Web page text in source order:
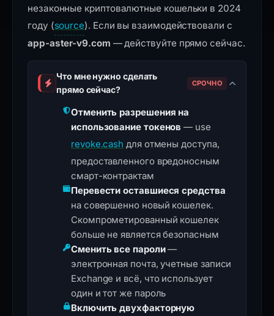
незаконные криптовалютные кошельки в 2024
году (source). Если вы взаимодействовали с
app-aster-v9.com — действуйте прямо сейчас.
Что мне нужно сделать
прямо сейчас?
СРОЧНО
Отменить разрешения на
использование токенов — use
revoke.cash для отмены доступа,
предоставленного вредоносным
смарт-контрактам
Перевести оставшиеся средства
на совершенно новый кошелек.
Скомпрометированный кошелек
больше не является безопасным
Сменить все пароли—
электронная почта, учетные записи
Exchange и всё, что использует
один и тот же пароль
Включить двухфакторную